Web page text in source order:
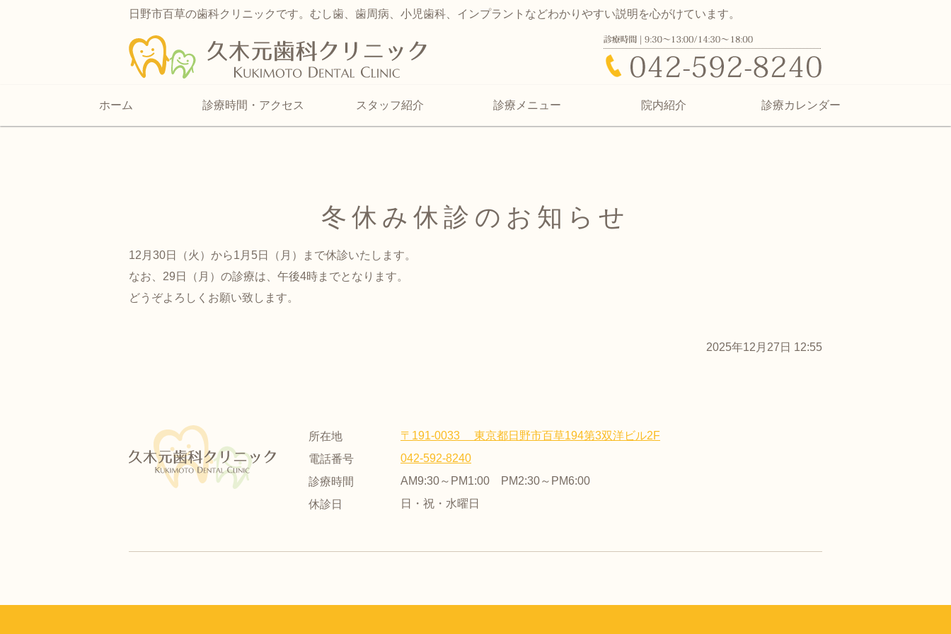
久木元歯科クリニック | 日野市百草の子供から大人ま
日野市百草の歯科クリニックです。むし歯、歯周病、小児歯科、インプラントなどわかりやすい説明を心がけています。
冬休み休診のお知らせ
12月30日（火）から1月5日（月）まで休診いたします。
なお、29日（月）の診療は、午後4時までとなります。
どうぞよろしくお願い致します。
2025年12月27日 12:55
所在地
〒191-0033 東京都日野市百草194第3双洋ビル2F
電話番号
042-592-8240
診療時間
AM9:30～PM1:00 PM2:30～PM6:00
休診日
日・祝・水曜日
ホーム 診療時間・アクセス スタッフ紹介 診療メニュー 院内紹介 診療カレンダー